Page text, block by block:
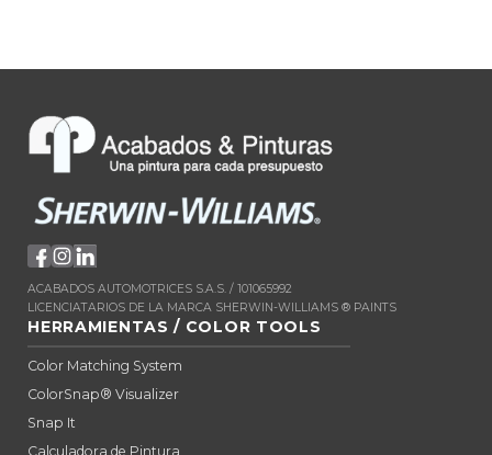
ACABADOS AUTOMOTRICES S.A.S. / 101065992
LICENCIATARIOS DE LA MARCA SHERWIN-WILLIAMS ® PAINTS
HERRAMIENTAS / COLOR TOOLS
Color Matching System
ColorSnap® Visualizer
Snap It
Calculadora de Pintura